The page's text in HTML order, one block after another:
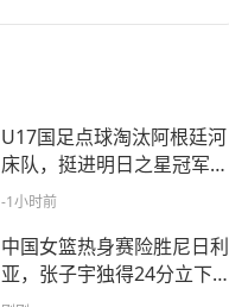
U17国足点球淘汰阿根廷河
床队，挺进明日之星冠军杯
决赛
-1小时前
中国女篮热身赛险胜尼日利
亚，张子宇独得24分立下头
功